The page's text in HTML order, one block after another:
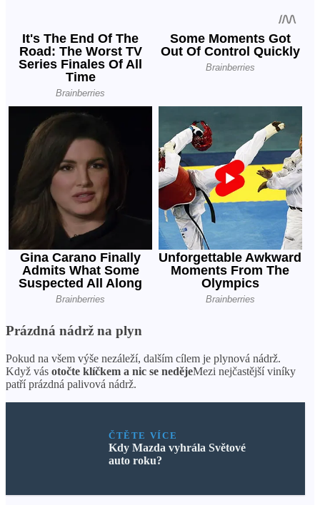
Prázdná nádrž na plyn
Pokud na všem výše nezáleží, dalším cílem je plynová nádrž.
Když vás otočte klíčkem a nic se nedějeMezi nejčastější viníky
patří prázdná palivová nádrž.
ČTĚTE VÍCE
Kdy Mazda vyhrála Světové
auto roku?